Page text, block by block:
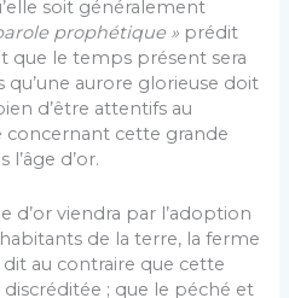
soit généralement
prophétique » prédit
que le temps présent sera
aurore glorieuse doit
d’être attentifs au
cette grande
d’or.
d’or viendra par l’adoption
de la terre, la ferme
au contraire que cette
; que le péché et